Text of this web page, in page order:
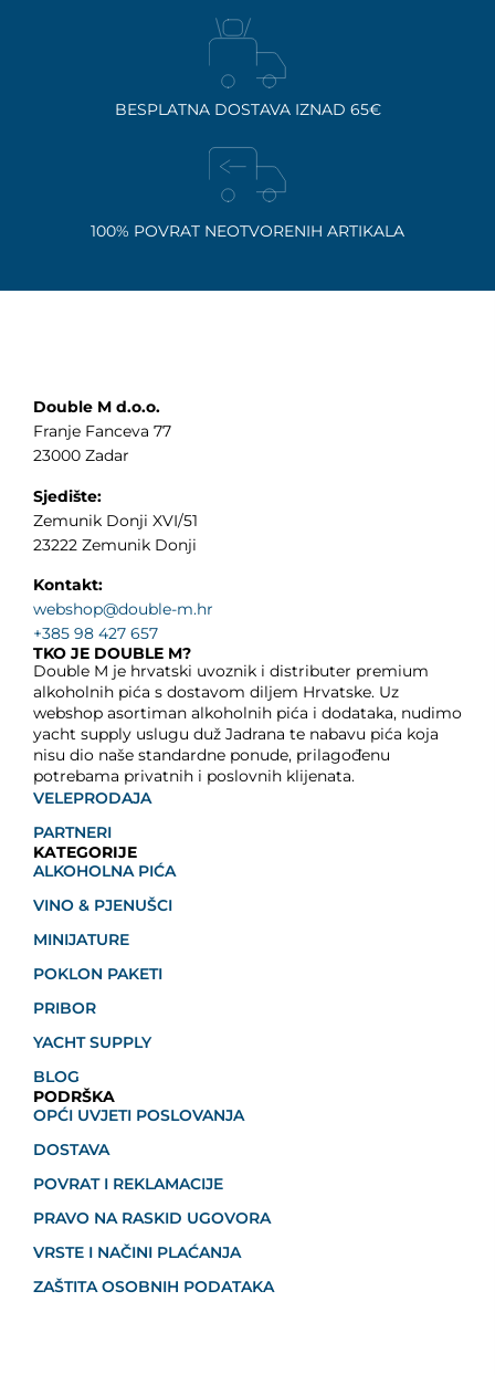
BESPLATNA DOSTAVA IZNAD 65€
100% POVRAT NEOTVORENIH ARTIKALA
Double M d.o.o.
Franje Fanceva 77
23000 Zadar
Sjedište:
Zemunik Donji XVI/51
23222 Zemunik Donji
Kontakt:
webshop@double-m.hr
+385 98 427 657
TKO JE DOUBLE M?
Double M je hrvatski uvoznik i distributer premium
alkoholnih pića s dostavom diljem Hrvatske. Uz
webshop asortiman alkoholnih pića i dodataka, nudimo
yacht supply uslugu duž Jadrana te nabavu pića koja
nisu dio naše standardne ponude, prilagođenu
potrebama privatnih i poslovnih klijenata.
VELEPRODAJA
PARTNERI
KATEGORIJE
ALKOHOLNA PIĆA
VINO & PJENUŠCI
MINIJATURE
POKLON PAKETI
PRIBOR
YACHT SUPPLY
BLOG
PODRŠKA
OPĆI UVJETI POSLOVANJA
DOSTAVA
POVRAT I REKLAMACIJE
PRAVO NA RASKID UGOVORA
VRSTE I NAČINI PLAĆANJA
ZAŠTITA OSOBNIH PODATAKA